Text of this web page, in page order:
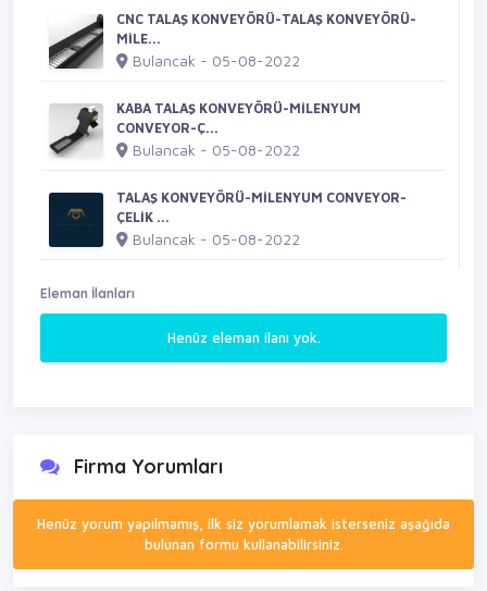
CNC TALAŞ KONVEYÖRÜ-TALAŞ KONVEYÖRÜ-
MİLE...
Bulancak - 05-08-2022
KABA TALAŞ KONVEYÖRÜ-MİLENYUM
CONVEYOR-Ç...
Bulancak - 05-08-2022
TALAŞ KONVEYÖRÜ-MİLENYUM CONVEYOR-
ÇELİK ...
Bulancak - 05-08-2022
Eleman İlanları
Henüz eleman ilanı yok.
Firma Yorumları
Henüz yorum yapılmamış, ilk siz yorumlamak isterseniz aşağıda
bulunan formu kullanabilirsiniz.